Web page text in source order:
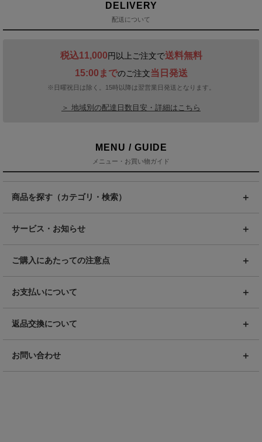
DELIVERY
配送について
税込11,000円以上ご注文で送料無料
15:00までのご注文当日発送
※日曜祝日は除く。15時以降は翌営業日発送となります。
＞ 地域別の配達日数目安・詳細はこちら
MENU / GUIDE
メニュー・お買い物ガイド
商品を探す（カテゴリ・検索）
サービス・お知らせ
ご購入にあたっての注意点
お支払いについて
返品交換について
お問い合わせ